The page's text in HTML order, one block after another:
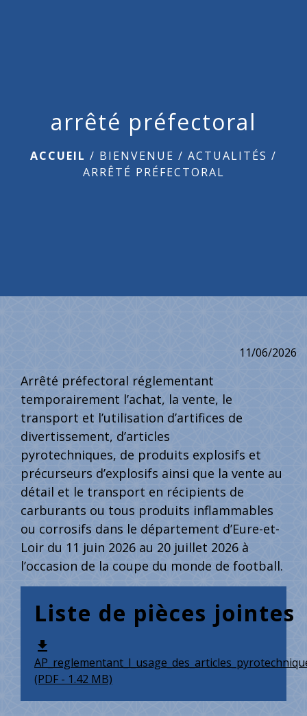
arrêté préfectoral
ACCUEIL / BIENVENUE / ACTUALITÉS /
ARRÊTÉ PRÉFECTORAL
11/06/2026
Arrêté préfectoral réglementant
temporairement l’achat, la vente, le
transport et l’utilisation d’artifices de
divertissement, d’articles
pyrotechniques, de produits explosifs et
précurseurs d’explosifs ainsi que la vente au
détail et le transport en récipients de
carburants ou tous produits inflammables
ou corrosifs dans le département d’Eure-et-
Loir du 11 juin 2026 au 20 juillet 2026 à
l’occasion de la coupe du monde de football.
Liste de pièces jointes
file_download
(PDF - 1.42 MB)